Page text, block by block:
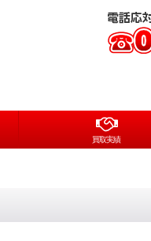
買取実績